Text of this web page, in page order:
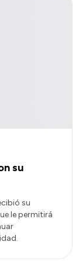
su
su
le permitirá